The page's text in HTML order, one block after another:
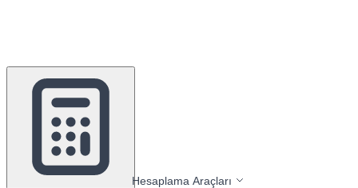
Hesaplama Araçları